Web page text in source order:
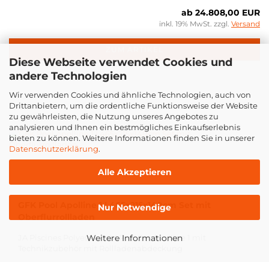
Diese Webseite verwendet Cookies und
andere Technologien
Wir verwenden Cookies und ähnliche Technologien, auch von
Drittanbietern, um die ordentliche Funktionsweise der Website
zu gewährleisten, die Nutzung unseres Angebotes zu
analysieren und Ihnen ein bestmögliches Einkaufserlebnis
bieten zu können. Weitere Informationen finden Sie in unserer
Datenschutzerklärung.
Alle Akzeptieren
Nur Notwendige
Weitere Informationen
ab 24.808,00 EUR
inkl. 19% MwSt. zzgl. Versand
GFK Pool Apolline 1 | 465x215x140cm Set mit
JA Piscines Polyester GFK Pool Set Apolline 1 mit